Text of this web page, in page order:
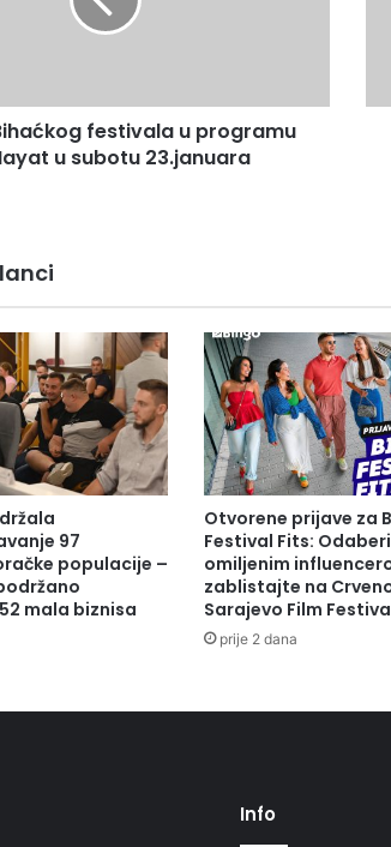
festivala u programu
u subotu 23.januara
97
populacije –
mala biznisa
Otvorene prijave za
Festival Fits:
omiljenim
zablistajte na
Sarajevo Film
prije 2 dana
Info